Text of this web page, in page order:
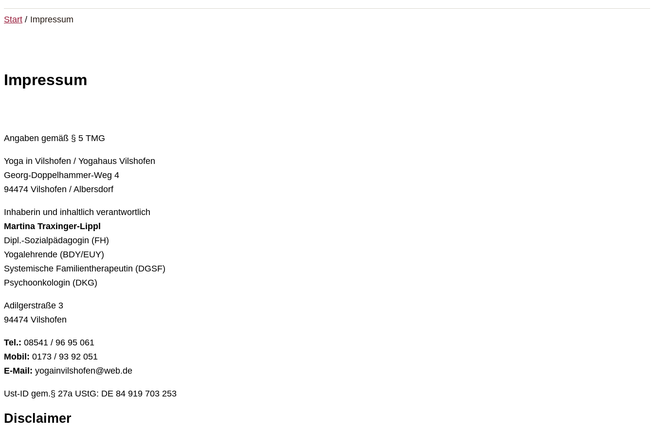
Start Impressum
Impressum
Angaben gemäß § 5 TMG
Yoga in Vilshofen / Yogahaus Vilshofen
Georg-Doppelhammer-Weg 4
94474 Vilshofen / Albersdorf
Inhaberin und inhaltlich verantwortlich
Martina Traxinger-Lippl
Dipl.-Sozialpädagogin (FH)
Yogalehrende (BDY/EUY)
Systemische Familientherapeutin (DGSF)
Psychoonkologin (DKG)
Adilgerstraße 3
94474 Vilshofen
Tel.: 08541 / 96 95 061
Mobil: 0173 / 93 92 051
E-Mail: yogainvilshofen@web.de
Ust-ID gem.§ 27a UStG: DE 84 919 703 253
Disclaimer